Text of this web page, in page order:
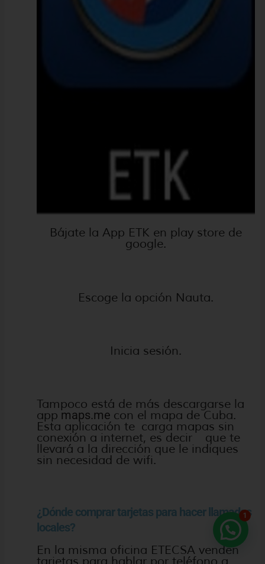
Bájate la App ETK en play store de
google.
Escoge la opción Nauta.
Inicia sesión.
Tampoco está de más descargarse la
app maps.me con el mapa de Cuba.
Esta aplicación te carga mapas sin
conexión a internet, es decir que te
llevará a la dirección que le indiques
sin necesidad de wifi.
¿Dónde comprar tarjetas para hacer llamadas
locales?
En la misma oficina ETECSA venden
1